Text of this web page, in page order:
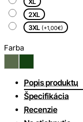
2XL
3XL (+1,00€)
Farba
Popis produktu
Špecifikácia
Recenzie